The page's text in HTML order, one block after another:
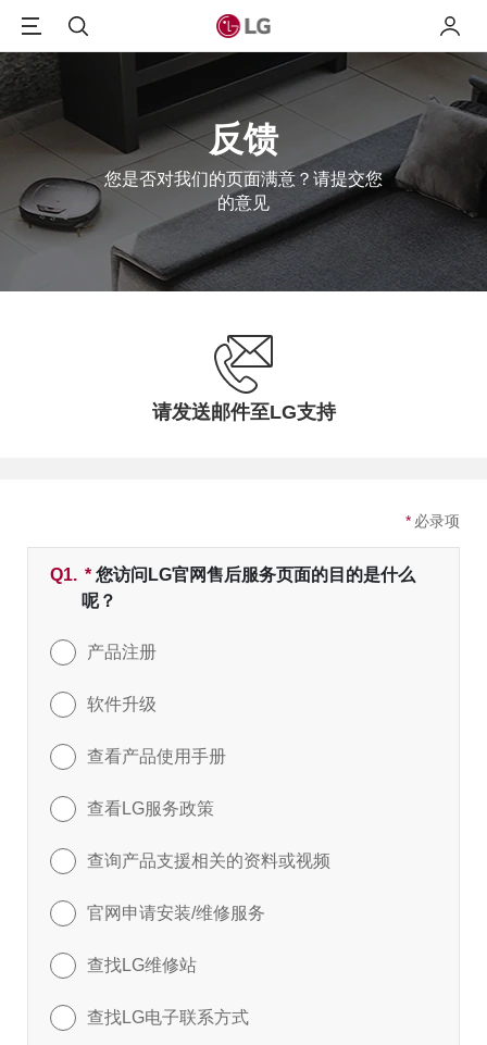
搜索 我的
反馈
您是否对我们的页面满意？请提交您
的意见
请发送邮件至LG支持
* 必录项
Q1. * 必填字段
您访问LG官网售后服务页面的目的是什么
呢？
产品注册
软件升级
查看产品使用手册
查看LG服务政策
查询产品支援相关的资料或视频
官网申请安装/维修服务
查找LG维修站
查找LG电子联系方式